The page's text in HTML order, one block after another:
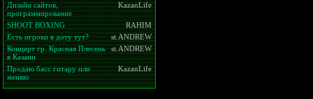
Дизайн сайтов,
программирование
KazanLife
SHOOT BOXING
RAHIM
Есть игроки в доту тут?
st.ANDREW
Концерт гр. Красная Плесень
в Казани
st.ANDREW
Продаю басс гитару или
меняю
KazanLife